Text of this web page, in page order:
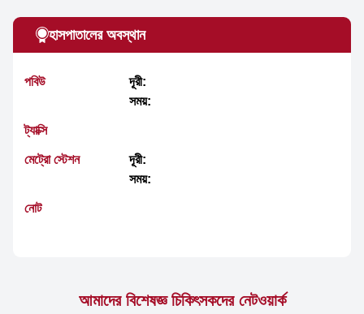
হাসপাতালের অবস্থান
পবিউ
দূরী:
সময়:
ট্যাক্সি
মেট্রো স্টেশন
দূরী:
সময়:
নোট
আমাদের বিশেষজ্ঞ চিকিৎসকদের নেটওয়ার্ক